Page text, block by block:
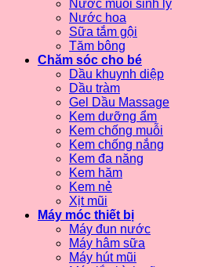
Nước muối sinh lý
Nước hoa
Sữa tắm gội
Tăm bông
Chăm sóc cho bé
Dầu khuynh diệp
Dầu tràm
Gel Dầu Massage
Kem dưỡng ẩm
Kem chống muỗi
Kem chống nắng
Kem đa năng
Kem hăm
Kem nẻ
Xịt mũi
Máy móc thiết bị
Máy đun nước
Máy hâm sữa
Máy hút mũi